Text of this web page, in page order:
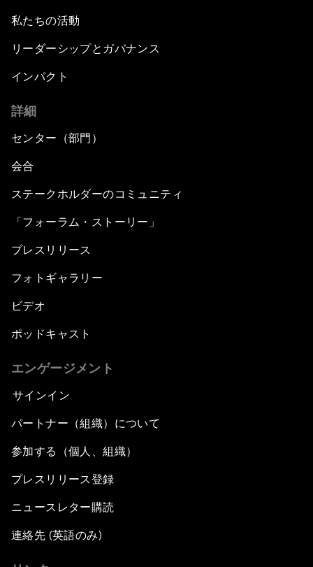
私たちの活動
リーダーシップとガバナンス
インパクト
詳細
センター（部門）
会合
ステークホルダーのコミュニティ
「フォーラム・ストーリー」
プレスリリース
フォトギャラリー
ビデオ
ポッドキャスト
エンゲージメント
サインイン
パートナー（組織）について
参加する（個人、組織）
プレスリリース登録
ニュースレター購読
連絡先 (英語のみ)